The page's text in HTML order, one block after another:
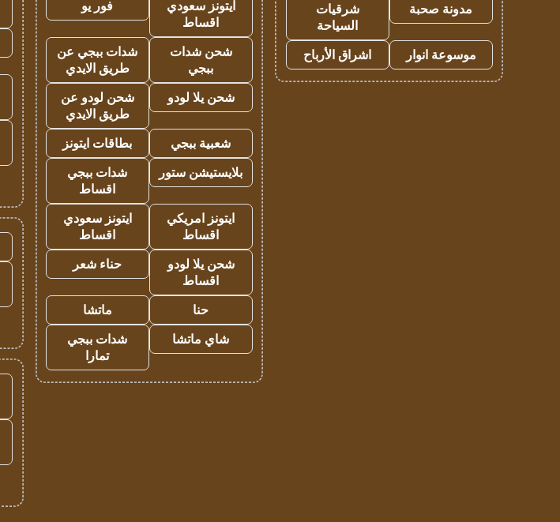
مدونة صحبة
شرقيات
السياحة
موسوعة انوار
اشراق الأرباح
ايتونز سعودي
اقساط
فور يو
شحن شدات
ببجي
شدات ببجي عن
طريق الايدي
شحن يلا لودو
شحن لودو عن
طريق الايدي
شعبية ببجي
بطاقات ايتونز
بلايستيشن ستور
شدات ببجي
اقساط
ايتونز امريكي
اقساط
ايتونز سعودي
اقساط
شحن يلا لودو
اقساط
حناء شعر
حنا
ماتشا
شاي ماتشا
شدات ببجي
تمارا